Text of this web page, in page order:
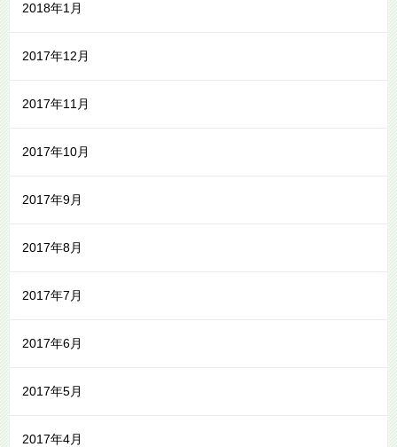
2018年1月
2017年12月
2017年11月
2017年10月
2017年9月
2017年8月
2017年7月
2017年6月
2017年5月
2017年4月